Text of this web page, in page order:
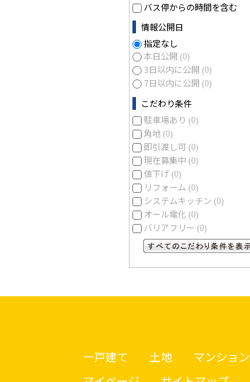
バス停からの時間を含む
情報公開日
指定なし
本日公開 (0)
3日以内に公開 (0)
7日以内に公開 (0)
こだわり条件
駐車場あり (0)
角地 (0)
即引渡し可 (0)
現在募集中 (0)
値下げ (0)
リフォーム (0)
システムキッチン (0)
オール電化 (0)
バリアフリー (0)
一戸建て 土地 マンション